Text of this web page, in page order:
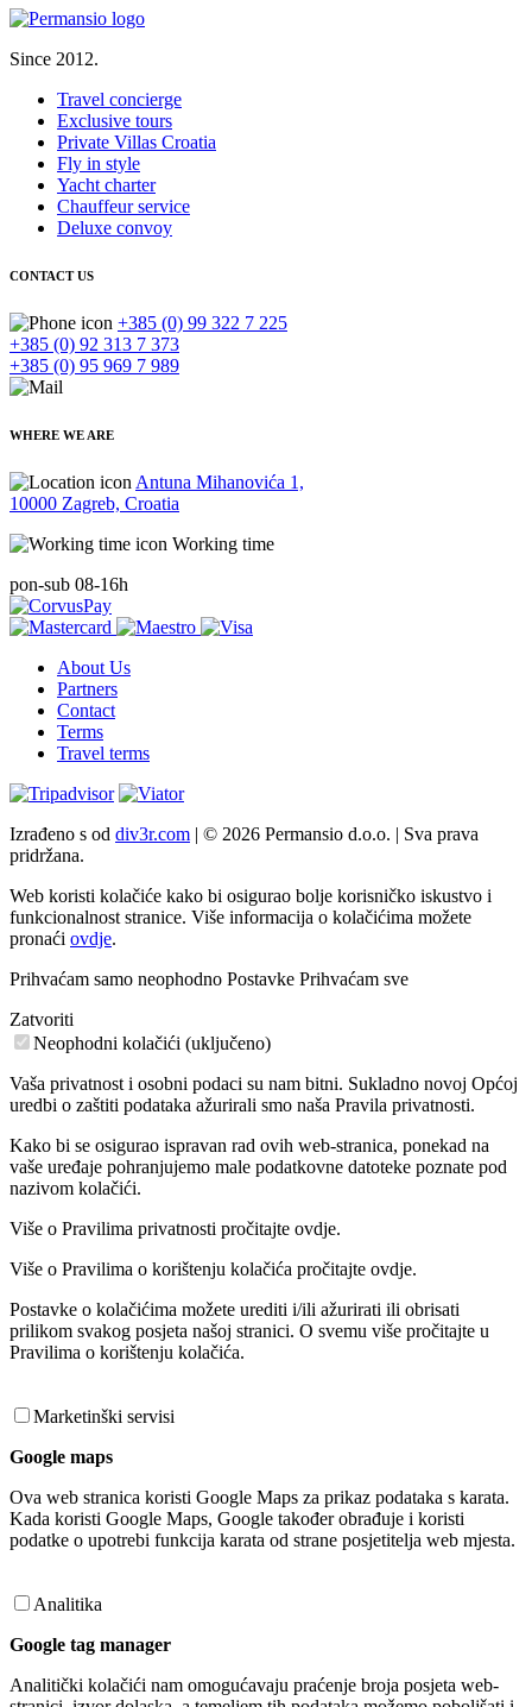
Since 2012.
Travel concierge
Exclusive tours
Private Villas Croatia
Fly in style
Yacht charter
Chauffeur service
Deluxe convoy
CONTACT US
+385 (0) 99 322 7 225
+385 (0) 92 313 7 373
+385 (0) 95 969 7 989
WHERE WE ARE
Antuna Mihanovića 1,
10000 Zagreb, Croatia
Working time
pon-sub 08-16h
About Us
Partners
Contact
Terms
Travel terms
Izrađeno s od div3r.com | © 2026 Permansio d.o.o. | Sva prava
pridržana.
Web koristi kolačiće kako bi osigurao bolje korisničko iskustvo i
funkcionalnost stranice. Više informacija o kolačićima možete
pronaći ovdje.
Prihvaćam samo neophodno Postavke Prihvaćam sve
Zatvoriti
Neophodni kolačići (uključeno)
Vaša privatnost i osobni podaci su nam bitni. Sukladno novoj Općoj
uredbi o zaštiti podataka ažurirali smo naša Pravila privatnosti.
Kako bi se osigurao ispravan rad ovih web-stranica, ponekad na
vaše uređaje pohranjujemo male podatkovne datoteke poznate pod
nazivom kolačići.
Više o Pravilima privatnosti pročitajte ovdje.
Više o Pravilima o korištenju kolačića pročitajte ovdje.
Postavke o kolačićima možete urediti i/ili ažurirati ili obrisati
prilikom svakog posjeta našoj stranici. O svemu više pročitajte u
Pravilima o korištenju kolačića.
Marketinški servisi
Google maps
Ova web stranica koristi Google Maps za prikaz podataka s karata.
Kada koristi Google Maps, Google također obrađuje i koristi
podatke o upotrebi funkcija karata od strane posjetitelja web mjesta.
Analitika
Google tag manager
Analitički kolačići nam omogućavaju praćenje broja posjeta web-